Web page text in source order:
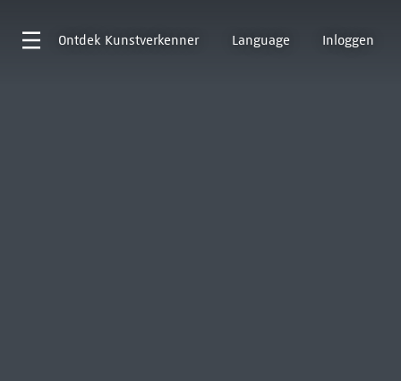
Ontdek Kunstverkenner Language Inloggen